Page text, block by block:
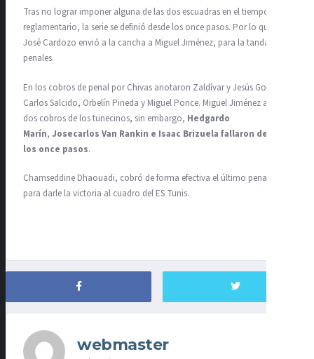
Tras no lograr imponer alguna de las dos escuadras en el tiempo
reglamentario, la serie se definió desde los once pasos. Por lo que
José Cardozo envió a la cancha a Miguel Jiménez, para la tanda de
penales.
En los cobros de penal por Chivas anotaron Zaldívar y Jesús Godínez,
Carlos Salcido, Orbelín Pineda y Miguel Ponce. Miguel Jiménez atajó
dos cobros de los tunecinos, sin embargo, Hedgardo
Marín, Josecarlos Van Rankin e Isaac Brizuela fallaron desde
los once pasos.
Chamseddine Dhaouadi, cobró de forma efectiva el último penal,
para darle la victoria al cuadro del ES Tunis.
webmaster